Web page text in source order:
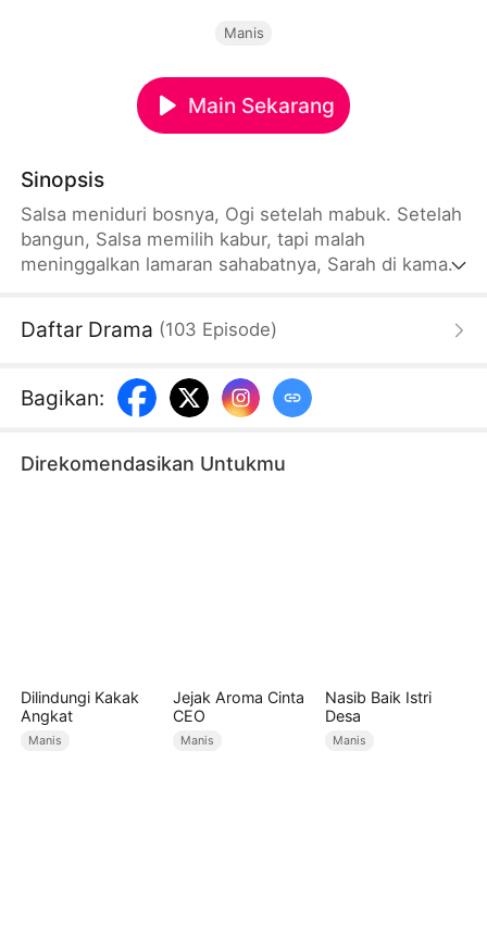
Manis
Main Sekarang
Sinopsis
Salsa meniduri bosnya, Ogi setelah mabuk. Setelah
bangun, Salsa memilih kabur, tapi malah
meninggalkan lamaran sahabatnya, Sarah di kamar
karyawati magang, tak disangka jabatannya
menyimpan rahasia malam itu dengan hati-hati.Tak
disangka, Ogi malah suka padanya, bahkan
di malam itu.
Daftar Drama (103 Episode)
Bagikan:
Direkomendasikan Untukmu
Dilindungi Kakak
Angkat
Manis
Jejak Aroma Cinta
CEO
Manis
Nasib Baik Istri
Desa
Manis